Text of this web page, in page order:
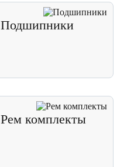
Подшипники
Рем комплекты